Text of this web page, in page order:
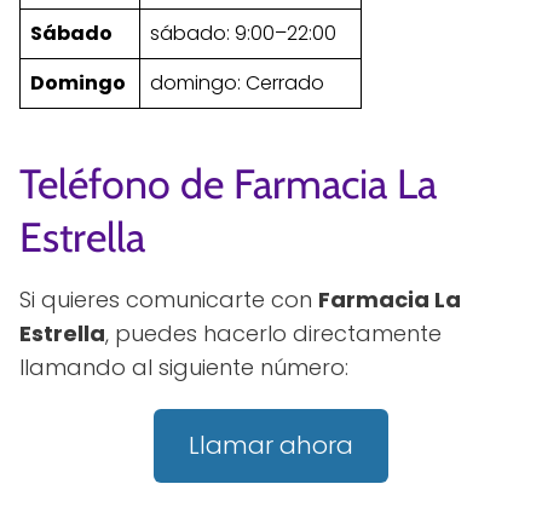
Sábado
sábado: 9:00–22:00
Domingo
domingo: Cerrado
Teléfono de Farmacia La
Estrella
Si quieres comunicarte con Farmacia La
Estrella, puedes hacerlo directamente
llamando al siguiente número:
Llamar ahora